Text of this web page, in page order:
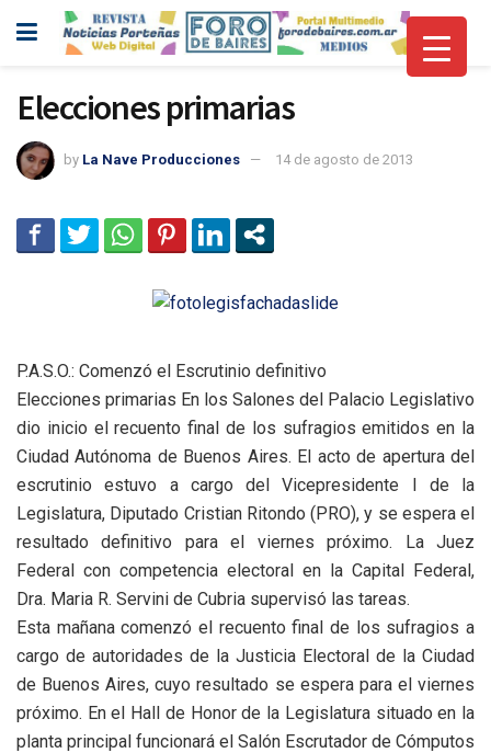
Elecciones primarias
by La Nave Producciones 14 de agosto de 2013
P.A.S.O.: Comenzó el Escrutinio definitivo
Elecciones primarias En los Salones del Palacio Legislativo
dio inicio el recuento final de los sufragios emitidos en la
Ciudad Autónoma de Buenos Aires. El acto de apertura del
escrutinio estuvo a cargo del Vicepresidente I de la
Legislatura, Diputado Cristian Ritondo (PRO), y se espera el
resultado definitivo para el viernes próximo. La Juez
Federal con competencia electoral en la Capital Federal,
Dra. Maria R. Servini de Cubria supervisó las tareas.
Esta mañana comenzó el recuento final de los sufragios a
cargo de autoridades de la Justicia Electoral de la Ciudad
de Buenos Aires, cuyo resultado se espera para el viernes
próximo. En el Hall de Honor de la Legislatura situado en la
planta principal funcionará el Salón Escrutador de Cómputos